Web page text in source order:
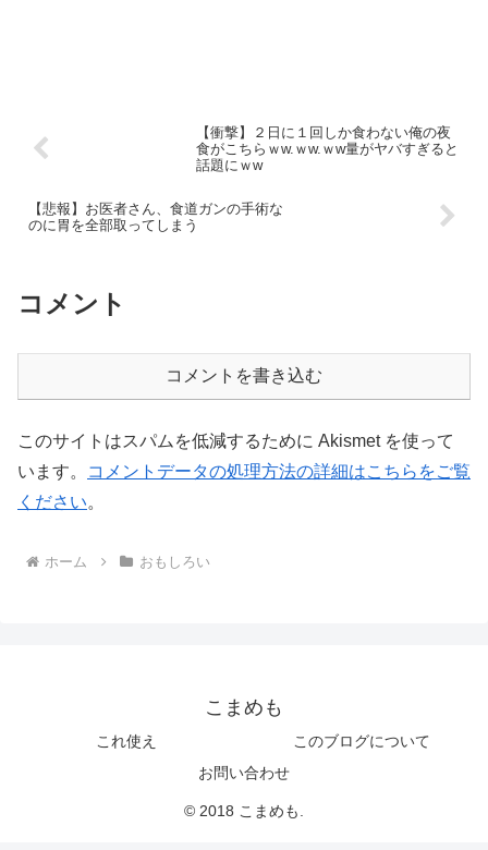
【衝撃】２日に１回しか食わない俺の夜
食がこちらｗw.ｗw.ｗw量がヤバすぎると
話題にｗw
【悲報】お医者さん、食道ガンの手術な
のに胃を全部取ってしまう
コメント
コメントを書き込む
このサイトはスパムを低減するために Akismet を使って
います。
コメントデータの処理方法の詳細はこちらをご覧
ください。
ホーム おもしろい
こまめも
これ使え
このブログについて
お問い合わせ
© 2018 こまめも.